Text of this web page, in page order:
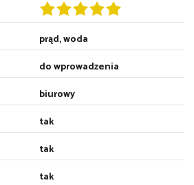
prąd, woda
do wprowadzenia
biurowy
tak
tak
tak